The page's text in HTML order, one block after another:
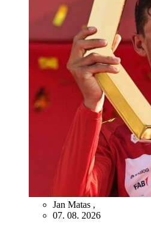
Jan Matas ,
07. 08. 2026